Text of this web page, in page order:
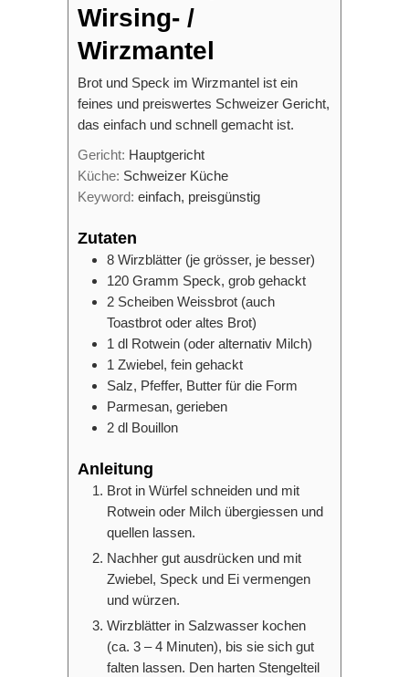
Wirsing- /
Wirzmantel
Brot und Speck im Wirzmantel ist ein
feines und preiswertes Schweizer Gericht,
das einfach und schnell gemacht ist.
Gericht: Hauptgericht
Küche: Schweizer Küche
Keyword: einfach, preisgünstig
Zutaten
8 Wirzblätter (je grösser, je besser)
120 Gramm Speck, grob gehackt
2 Scheiben Weissbrot (auch
Toastbrot oder altes Brot)
1 dl Rotwein (oder alternativ Milch)
1 Zwiebel, fein gehackt
Salz, Pfeffer, Butter für die Form
Parmesan, gerieben
2 dl Bouillon
Anleitung
Brot in Würfel schneiden und mit
Rotwein oder Milch übergiessen und
quellen lassen.
Nachher gut ausdrücken und mit
Zwiebel, Speck und Ei vermengen
und würzen.
Wirzblätter in Salzwasser kochen
(ca. 3 – 4 Minuten), bis sie sich gut
falten lassen. Den harten Stengelteil